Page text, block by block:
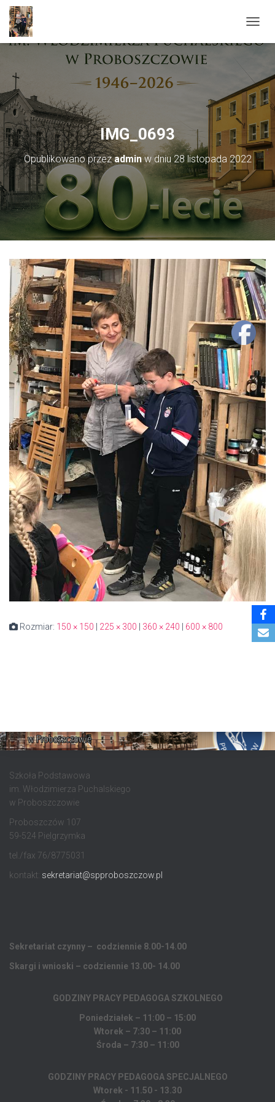
IMG_0693
Opublikowano przezadminw dniu28 listopada 2022
Rozmiar: 150 × 150 225 × 300 360 × 240 600 × 800
Szkoła Podstawowa
im. Włodzimierza Puchalskiego
w Proboszczowie
Proboszczów 107
59-524 Pielgrzymka
tel./fax 76/8775031
kontakt: sekretariat@spproboszczow.pl
Sekretariat czynny – codziennie 8.00-14.00
Skargi i wnioski – codziennie 13.00- 14.00
GODZINY PRACY PEDAGOGA SZKOLNEGO
Poniedziałek – 11:00 – 15:00
Wtorek – 7:30 – 11:00
Środa – 7:30 – 11:00
GODZINY PRACY PEDAGOGA SPECJALNEGO
Wtorek - 11.50 - 13.30